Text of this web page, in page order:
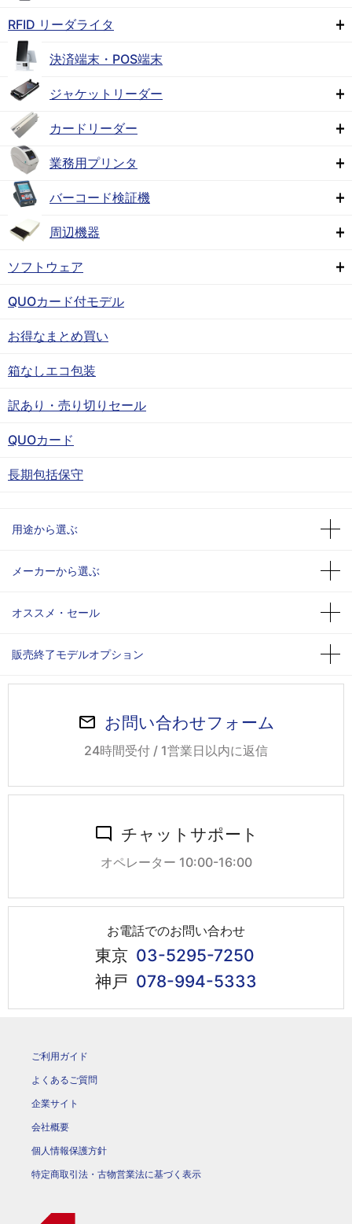
RFID リーダライタ
決済端末・POS端末
ジャケットリーダー
カードリーダー
業務用プリンタ
バーコード検証機
周辺機器
ソフトウェア
QUOカード付モデル
お得なまとめ買い
箱なしエコ包装
訳あり・売り切りセール
QUOカード
長期包括保守
用途から選ぶ
メーカーから選ぶ
オススメ・セール
販売終了モデルオプション
お問い合わせフォーム
24時間受付 / 1営業日以内に返信
チャットサポート
オペレーター 10:00-16:00
お電話でのお問い合わせ
東京 03-5295-7250
神戸 078-994-5333
ご利用ガイド
よくあるご質問
企業サイト
会社概要
個人情報保護方針
特定商取引法・古物営業法に基づく表示